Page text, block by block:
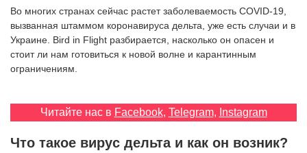
Во многих странах сейчас растет заболеваемость COVID-19,
вызванная штаммом коронавируса дельта, уже есть случаи и в
Украине. Bird in Flight разбирается, насколько он опасен и
стоит ли нам готовиться к новой волне и карантинным
ограничениям.
Читайте нас в Facebook, Telegram, Instagram
Что такое вирус дельта и как он возник?